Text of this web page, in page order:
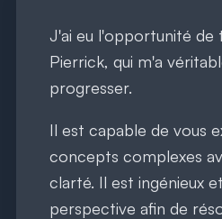
J'ai eu l'opportunité de
Pierrick, qui m'a
progresser.
Il est capable de vous
concepts complexes
clarté. Il est ingénieux
perspective afin de